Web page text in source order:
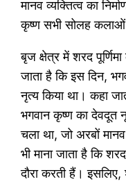
मानव व्यक्तित्व का
कृष्ण सभी सोलह
बृज क्षेत्र में शरद पूर्णिमा
जाता है कि इस दिन,
नृत्य किया था। कहा
भगवान कृष्ण का देवदूत
चला था, जो अरबों
भी माना जाता है कि शरद
दौरा करती हैं। इसलिए,